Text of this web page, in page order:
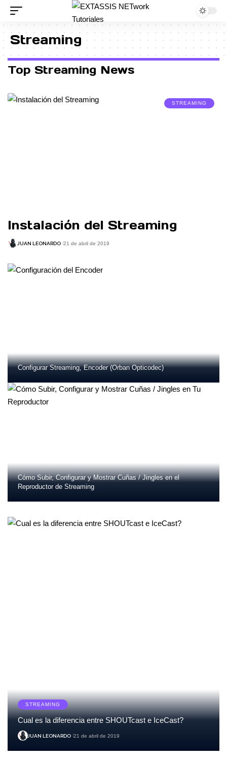
Streaming
Top Streaming News
STREAMING
Instalación del Streaming
JUAN LEONARDO 21 de abril de 2019
Configurar Streaming, Encoder (Orban Opticodec)
Cómo Subir, Configurar y Mostrar Cuñas / Jingles en el
Reproductor de Streaming
STREAMING
Cual es la diferencia entre SHOUTcast e IceCast?
JUAN LEONARDO 21 de abril de 2019